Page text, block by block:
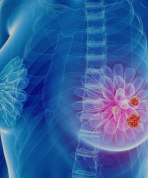
индивидуальный подход
в зависимости от типа
– включает
физических и
функций после
а также поддержку для
качества жизни